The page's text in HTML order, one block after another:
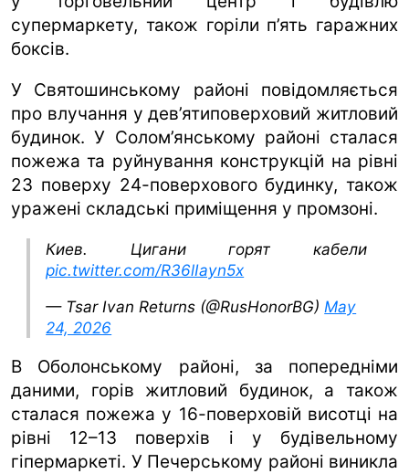
супермаркету, також горіли п’ять гаражних
боксів.
У Святошинському районі повідомляється
про влучання у дев’ятиповерховий житловий
будинок. У Солом’янському районі сталася
пожежа та руйнування конструкцій на рівні
23 поверху 24-поверхового будинку, також
уражені складські приміщення у промзоні.
Киев. Цигани горят кабели
pic.twitter.com/R36lIayn5x
— Tsar Ivan Returns (@RusHonorBG) May
24, 2026
В Оболонському районі, за попередніми
даними, горів житловий будинок, а також
сталася пожежа у 16-поверховій висотці на
рівні 12–13 поверхів і у будівельному
гіпермаркеті. У Печерському районі виникла